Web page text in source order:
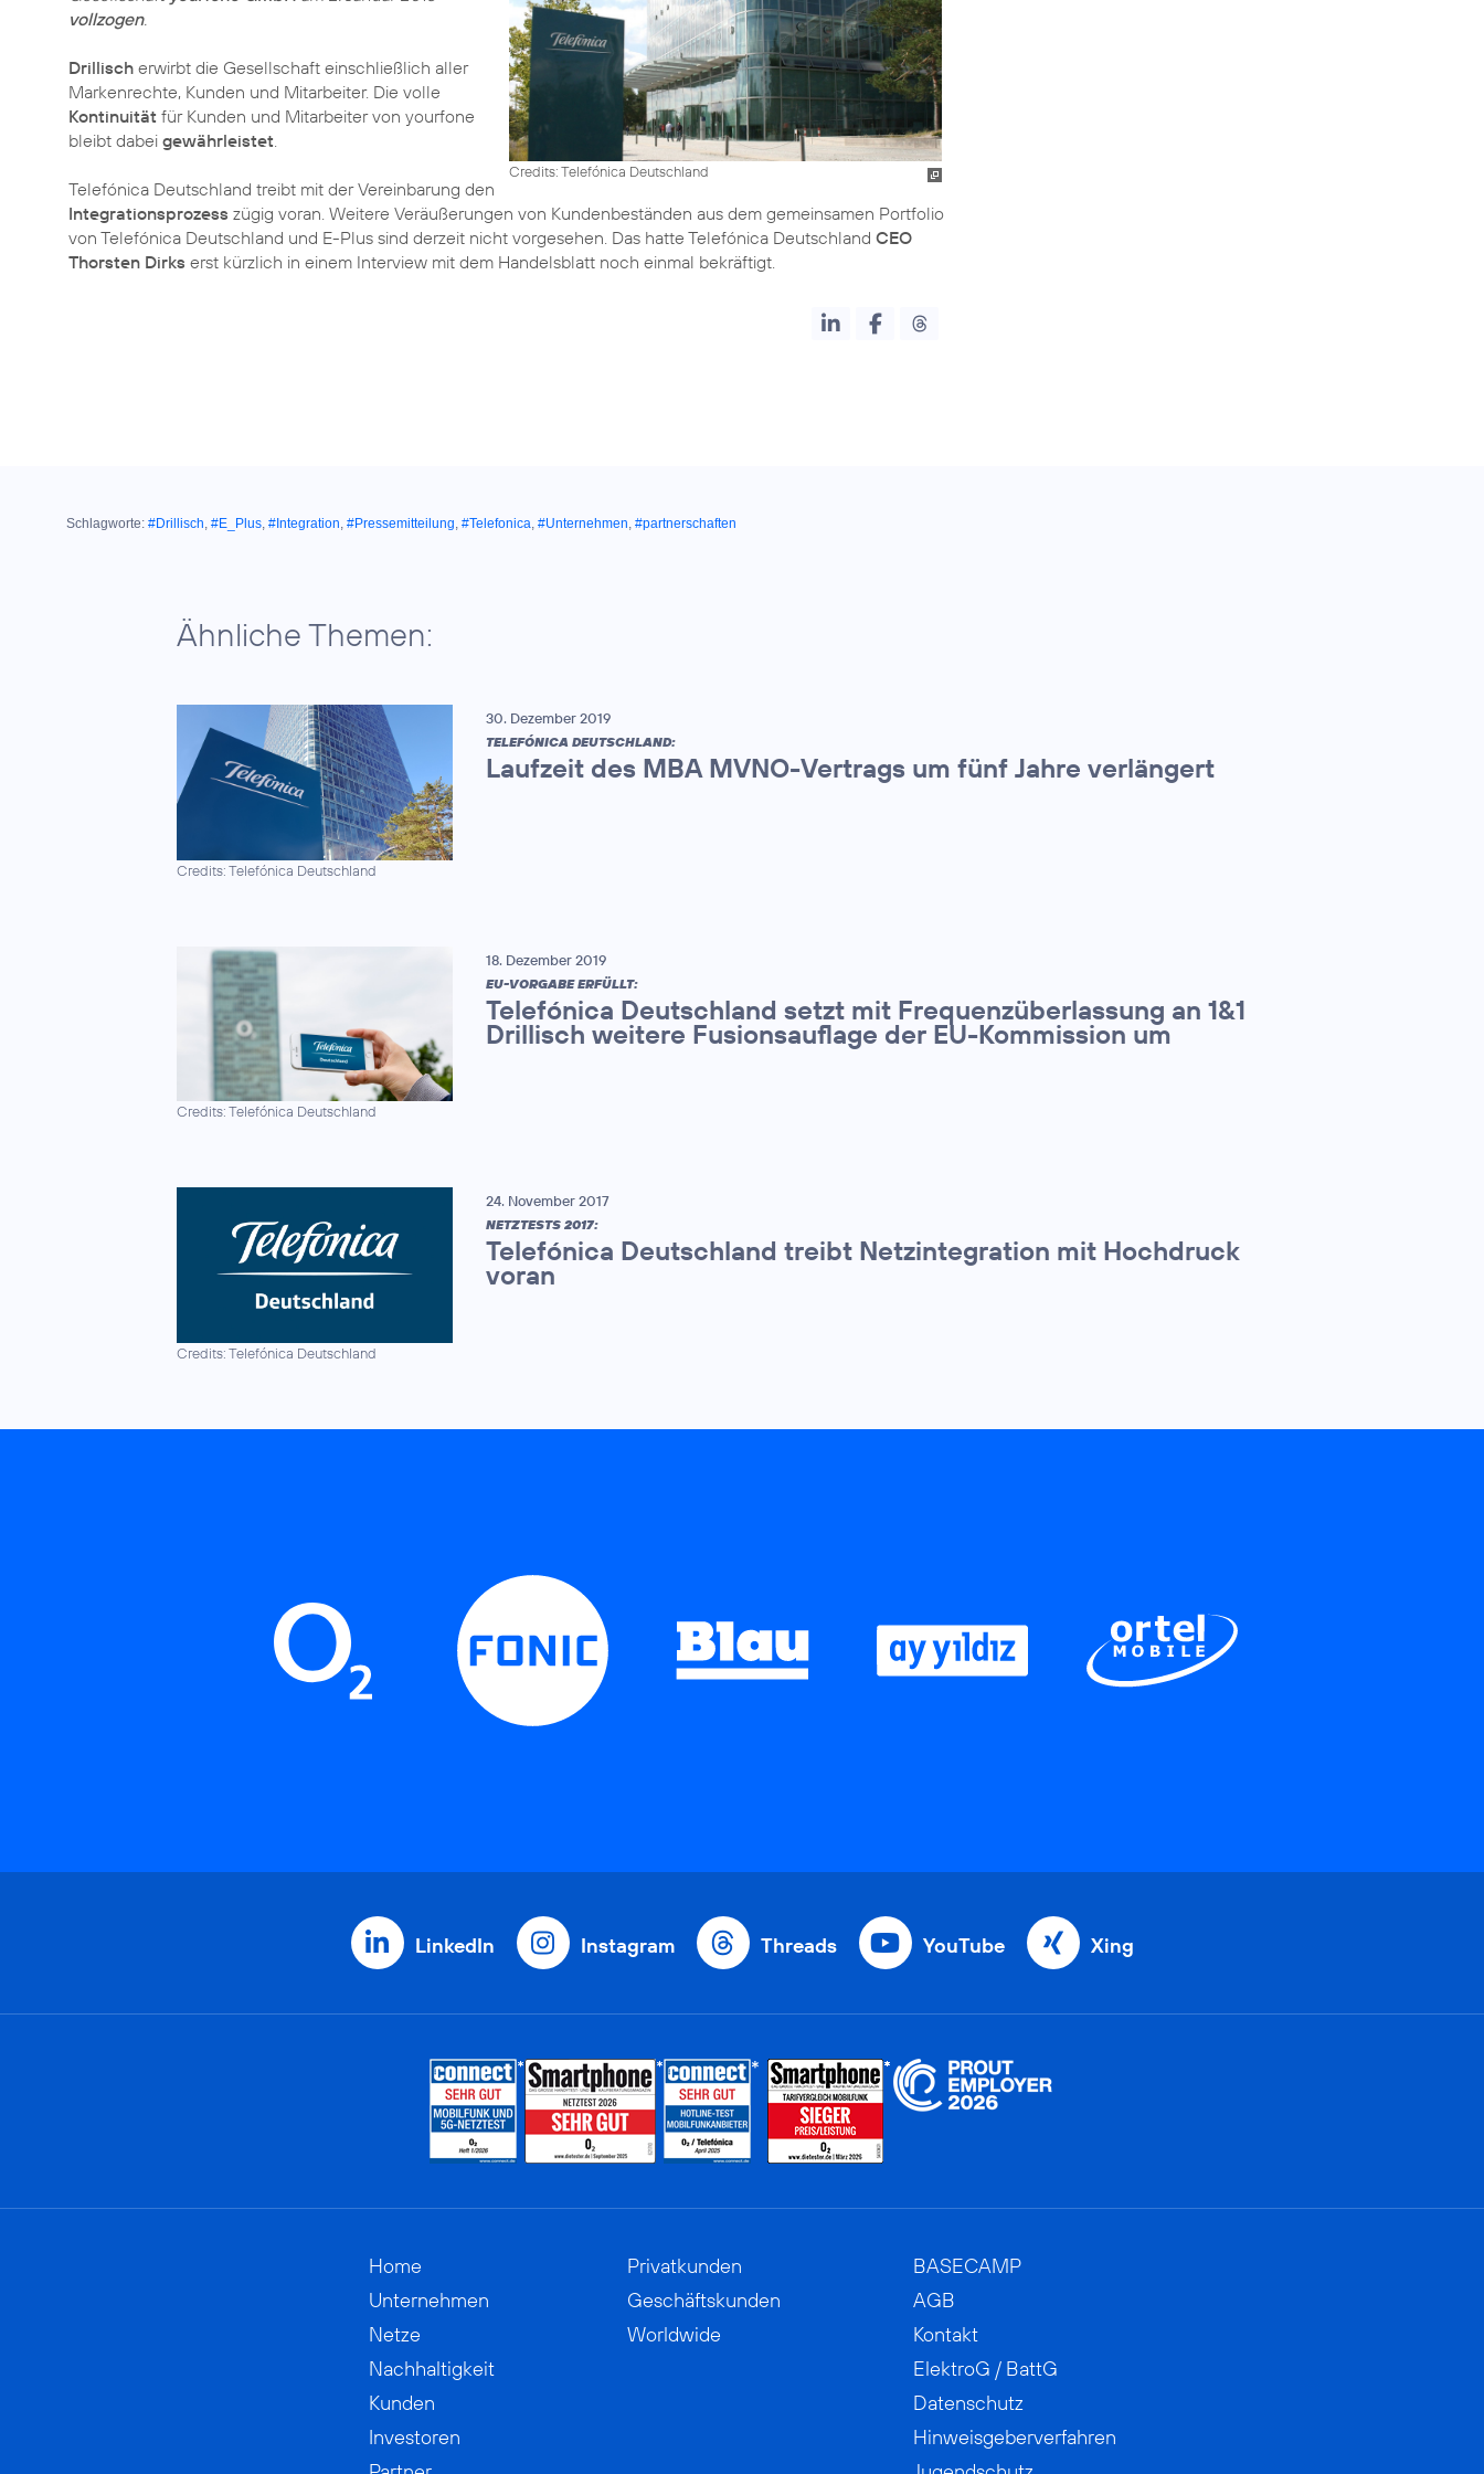
Credits: Telefónica Deutschland
vollzogen.
Drillisch erwirbt die Gesellschaft einschließlich aller
Markenrechte, Kunden und Mitarbeiter. Die volle
Kontinuität für Kunden und Mitarbeiter von yourfone
bleibt dabei gewährleistet.
Telefónica Deutschland treibt mit der Vereinbarung den
Integrationsprozess zügig voran. Weitere Veräußerungen von Kundenbeständen aus dem gemeinsamen Portfolio
von Telefónica Deutschland und E-Plus sind derzeit nicht vorgesehen. Das hatte Telefónica Deutschland CEO
Thorsten Dirks erst kürzlich in einem Interview mit dem Handelsblatt noch einmal bekräftigt.
Schlagworte: #Drillisch, #E_Plus, #Integration, #Pressemitteilung, #Telefonica, #Unternehmen, #partnerschaften
Ähnliche Themen:
Credits: Telefónica Deutschland
30. Dezember 2019
TELEFÓNICA DEUTSCHLAND:
Laufzeit des MBA MVNO-Vertrags um fünf Jahre verlängert
Credits: Telefónica Deutschland
18. Dezember 2019
EU-VORGABE ERFÜLLT:
Telefónica Deutschland setzt mit Frequenzüberlassung an 1&1
Drillisch weitere Fusionsauflage der EU-Kommission um
Credits: Telefónica Deutschland
24. November 2017
NETZTESTS 2017:
Telefónica Deutschland treibt Netzintegration mit Hochdruck
voran
LinkedIn Instagram Threads YouTube Xing
Home
Unternehmen
Netze
Nachhaltigkeit
Kunden
Investoren
Privatkunden
Geschäftskunden
Worldwide
BASECAMP
AGB
Kontakt
ElektroG / BattG
Datenschutz
Hinweisgeberverfahren